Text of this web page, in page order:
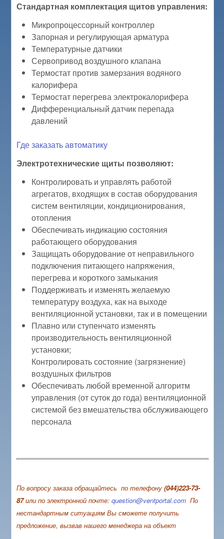
Стандартная комплектация щитов управления:
Микропроцессорный контроллер
Запорная и регулирующая арматура
Температурные датчики
Сервопривод воздушного клапана
Термостат против замерзания водяного
калорифера
Термостат перегрева электрокалорифера
Дифференциальный датчик перепада
давлений
Где заказать автоматику
Электротехнические щиты позволяют:
Контролировать и управлять работой
агрегатов, входящих в состав оборудования
систем вентиляции, кондиционирования,
отопления
Обеспечивать индикацию состояния
работающего оборудования
Защищать оборудование от неправильного
подключения питающего напряжения,
перегрева и короткого замыкания
Поддерживать и изменять желаемую
температуру воздуха, как на выходе
вентиляционной установки, так и в помещении
Плавно или ступенчато изменять
производительность вентиляционной
установки;
Контролировать состояние (загрязнение)
воздушных фильтров
Обеспечивать любой временной алгоритм
управления (от суток до года) вентиляционной
системой без вмешательства обслуживающего
персонала
По вопросу заказа обращайтесь по телефону(044)223-73-
87или по электронной почте:question@ventportal.com По
нестандартным ситуациям Вы сможете получить
предложение, вызвав нашего менеджера на объект